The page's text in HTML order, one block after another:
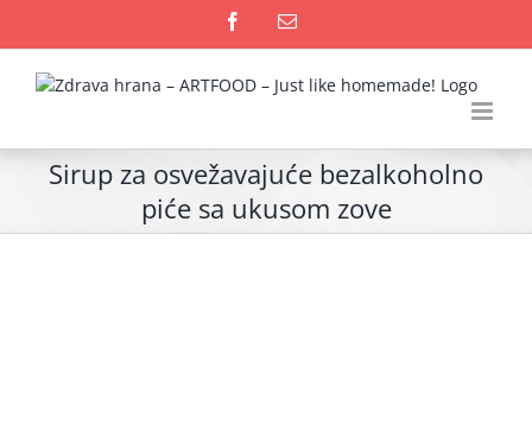
FacebookEmail
Sirup za osvežavajuće bezalkoholno
piće sa ukusom zove